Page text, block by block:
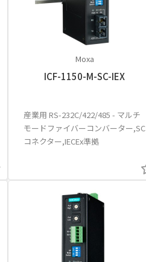
Moxa
ICF-1150-M-SC-IEX
産業用 RS-232C/422/485 - マルチ
モードファイバーコンバーター,SC
コネクター,IECEx準拠